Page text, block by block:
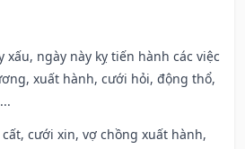
xấu, ngày này kỵ tiến hành các việc
xuất hành, cưới hỏi, động thổ,
cất, cưới xin, vợ chồng xuất hành,